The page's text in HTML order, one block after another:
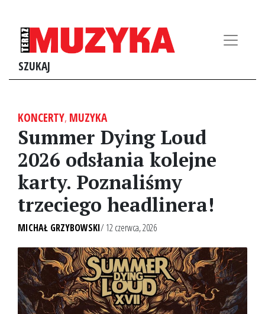
SZUKAJ
KONCERTY, MUZYKA
Summer Dying Loud
2026 odsłania kolejne
karty. Poznaliśmy
trzeciego headlinera!
MICHAŁ GRZYBOWSKI/ 12 czerwca, 2026